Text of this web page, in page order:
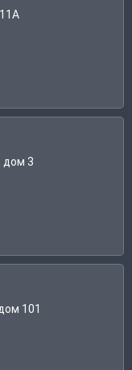
дом 3
101